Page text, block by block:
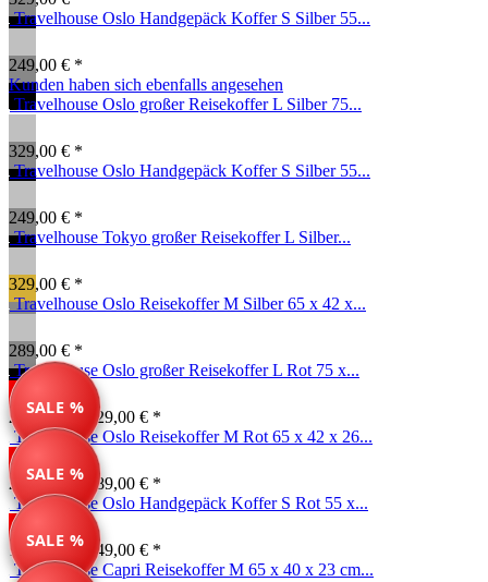
Travelhouse Oslo Handgepäck Koffer S Silber 55...
249,00 € *
Kunden haben sich ebenfalls angesehen
Travelhouse Oslo großer Reisekoffer L Silber 75...
329,00 € *
Travelhouse Oslo Handgepäck Koffer S Silber 55...
249,00 € *
Travelhouse Tokyo großer Reisekoffer L Silber...
329,00 € *
Travelhouse Oslo Reisekoffer M Silber 65 x 42 x...
289,00 € *
SALE %
Travelhouse Oslo großer Reisekoffer L Rot 75 x...
269,00 € * 329,00 € *
SALE %
Travelhouse Oslo Reisekoffer M Rot 65 x 42 x 26...
249,00 € * 289,00 € *
SALE %
Travelhouse Oslo Handgepäck Koffer S Rot 55 x...
199,00 € * 249,00 € *
Travelhouse Capri Reisekoffer M 65 x 40 x 23 cm...